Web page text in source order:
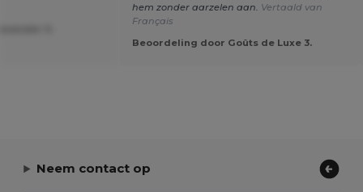
hem zonder aarzelen aan. Vertaald van
Français
Beoordeling door Goûts de Luxe 3.
Neem contact op